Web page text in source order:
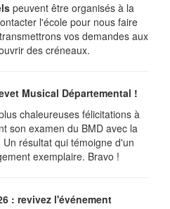
peuvent être organisés à la
l'école pour nous faire
vos demandes aux
des créneaux.
Musical Départemental !
chaleureuses félicitations à
son examen du BMD avec la
Un résultat qui témoigne d'un
exemplaire. Bravo !
: revivez l'événement